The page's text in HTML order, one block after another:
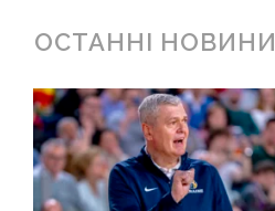
ОСТАННІ НОВИНИ